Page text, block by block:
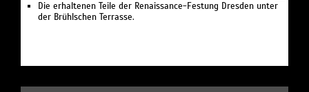
Die erhaltenen Teile der Renaissance-Festung Dresden unter
der Brühlschen Terrasse.